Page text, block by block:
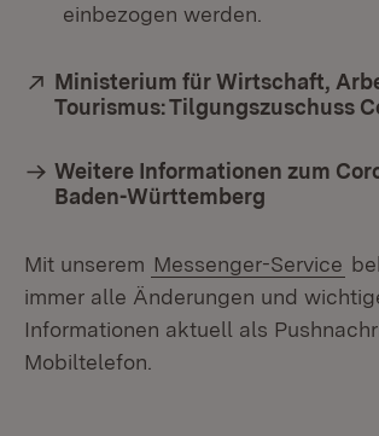
einbezogen werden.
Extern:
Ministerium für Wirtschaft,
Tourismus: Tilgungszuschuss
Weitere Informationen zum
Baden-Württemberg
Mit unserem Messenger-Service
immer alle Änderungen und
Informationen aktuell als
Mobiltelefon.